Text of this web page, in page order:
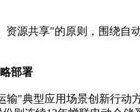
源共享"的原则，围绕自
部署
"典型应用场景创新行动